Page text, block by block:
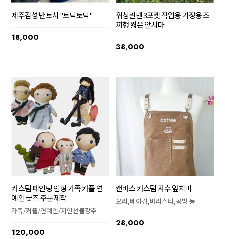
제주감성 반토시 "토닥토닥"
18,000
워싱린넨 3포켓 작업용 가정용 조
끼형 짧은 앞치마
38,000
커스텀 페인팅 인형 가족 커플 연
예인 굿즈 주문제작
가족/커플/연예인/지인선물강추
120,000
캔버스 커스텀 자수 앞치마
요리,베이킹,바리스타,공방 등
28,000